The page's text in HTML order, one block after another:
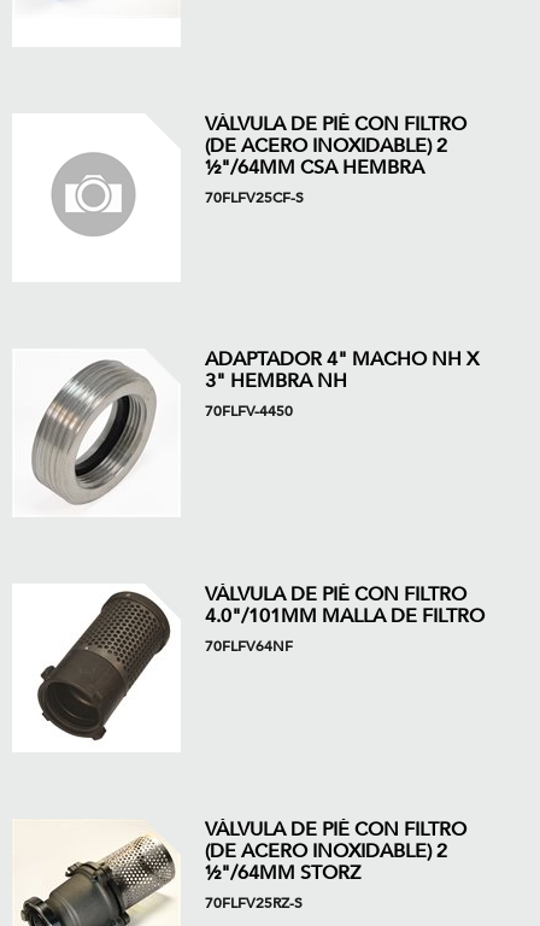
VÁLVULA DE PIÉ CON FILTRO
(DE ACERO INOXIDABLE) 2
½"/64MM CSA HEMBRA
70FLFV25CF-S
ADAPTADOR 4" MACHO NH X
3" HEMBRA NH
70FLFV-4450
VÁLVULA DE PIÉ CON FILTRO
4.0"/101MM MALLA DE FILTRO
70FLFV64NF
VÁLVULA DE PIÉ CON FILTRO
(DE ACERO INOXIDABLE) 2
½"/64MM STORZ
70FLFV25RZ-S